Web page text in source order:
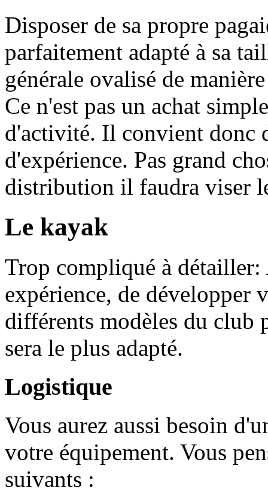
Disposer de sa propre
parfaitement adapté à sa
générale ovalisé de
Ce n'est pas un achat
d'activité. Il convient donc
d'expérience. Pas grand
distribution il faudra viser
Le kayak
Trop compliqué à détailler:
expérience, de développer
différents modèles du
sera le plus adapté.
Logistique
Vous aurez aussi besoin
votre équipement. Vous
suivants :